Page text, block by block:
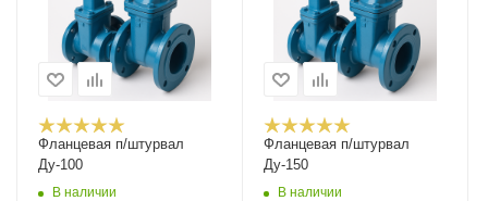
Фланцевая п/штурвал
Ду-100
В наличии
Фланцевая п/штурвал
Ду-150
В наличии